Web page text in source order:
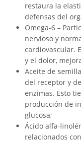
restaura la
defensas del
Omega-6 –
nervioso y
cardiovascular.
y el dolor,
Aceite de
del receptor y
enzimas. Esto
producción de
glucosa;
Ácido alfa-
relacionados